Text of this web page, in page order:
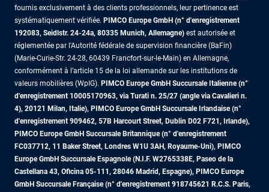
fournis exclusivement à des clients professionnels, leur pertinence est
systématiquement vérifiée. PIMCO Europe GmbH (n° d'enregistrement
192083, Seidlstr. 24-24a, 80335 Munich, Allemagne) est autorisée et
réglementée par l'Autorité fédérale de supervision financière (BaFin)
(Marie-Curie-Str. 24-28, 60439 Francfort-sur-le-Main) en Allemagne,
conformément à l’article 15 de la loi allemande sur les institutions de
valeurs mobilières (WpIG). PIMCO Europe GmbH Succursale Italienne (n°
d'enregistrement 10005170963, via Turati n. 25/27 (angle via Cavalieri n.
4), 20121 Milan, Italie), PIMCO Europe GmbH Succursale Irlandaise (n°
d'enregistrement 909462, 57B Harcourt Street, Dublin D02 F721, Irlande),
PIMCO Europe GmbH Succursale Britannique (n° d'enregistrement
FC037712, 11 Baker Street, Londres W1U 3AH, Royaume-Uni), PIMCO
Europe GmbH Succursale Espagnole (N.I.F. W2765338E, Paseo de la
Castellana 43, Oficina 05-111, 28046 Madrid, Espagne), PIMCO Europe
GmbH Succursale Française (n° d'enregistrement 918745621 R.C.S. Paris,